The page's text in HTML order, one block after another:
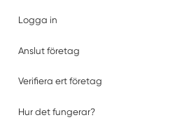
Logga in
Anslut företag
Verifiera ert företag
Hur det fungerar?